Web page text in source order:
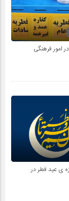
امور فرهنگی
ی عید فطر در